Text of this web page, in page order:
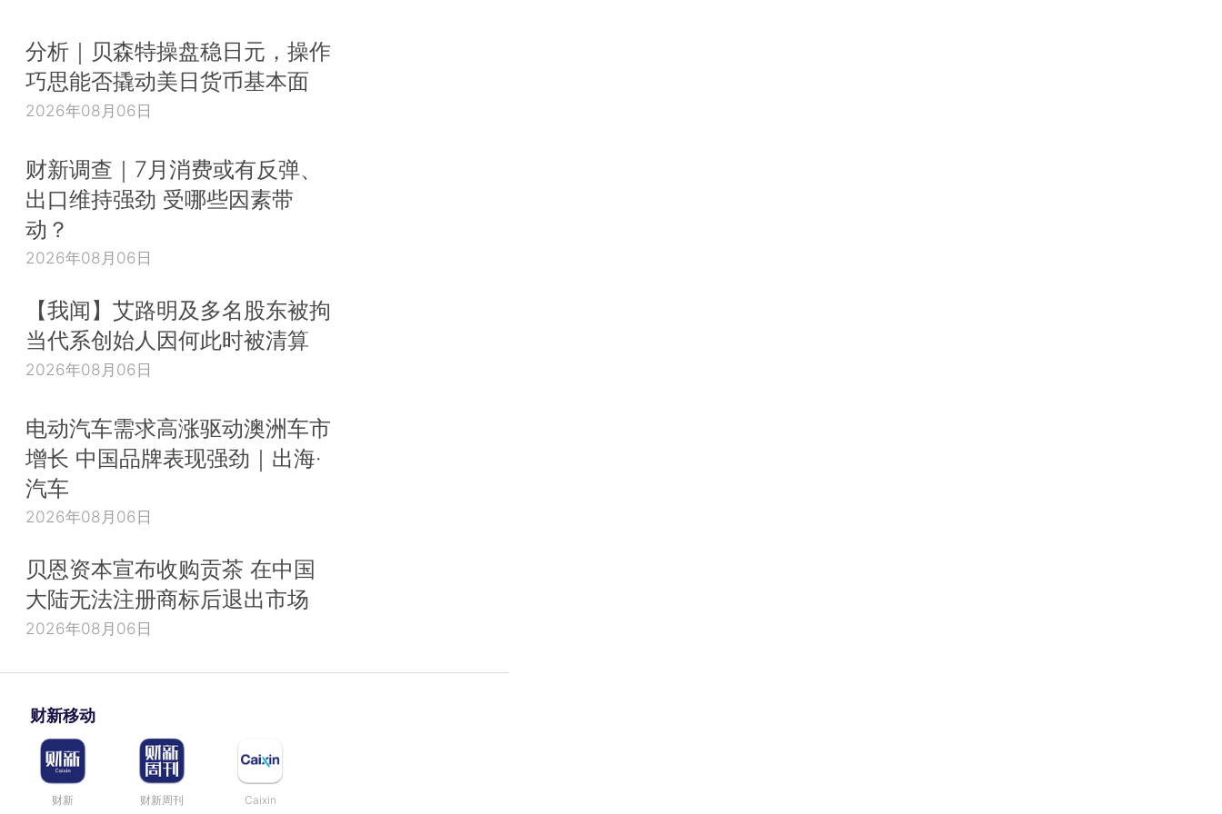
分析｜贝森特操盘稳日元，操作
巧思能否撬动美日货币基本面
2026年08月06日
财新调查｜7月消费或有反弹、
出口维持强劲 受哪些因素带
动？
2026年08月06日
【我闻】艾路明及多名股东被拘
当代系创始人因何此时被清算
2026年08月06日
电动汽车需求高涨驱动澳洲车市
增长 中国品牌表现强劲｜出海·
汽车
2026年08月06日
贝恩资本宣布收购贡茶 在中国
大陆无法注册商标后退出市场
2026年08月06日
财新移动
财新 财新周刊 Caixin